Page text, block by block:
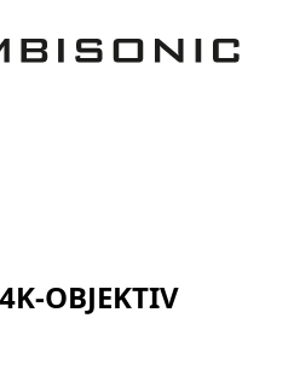
4K-OBJEKTIV